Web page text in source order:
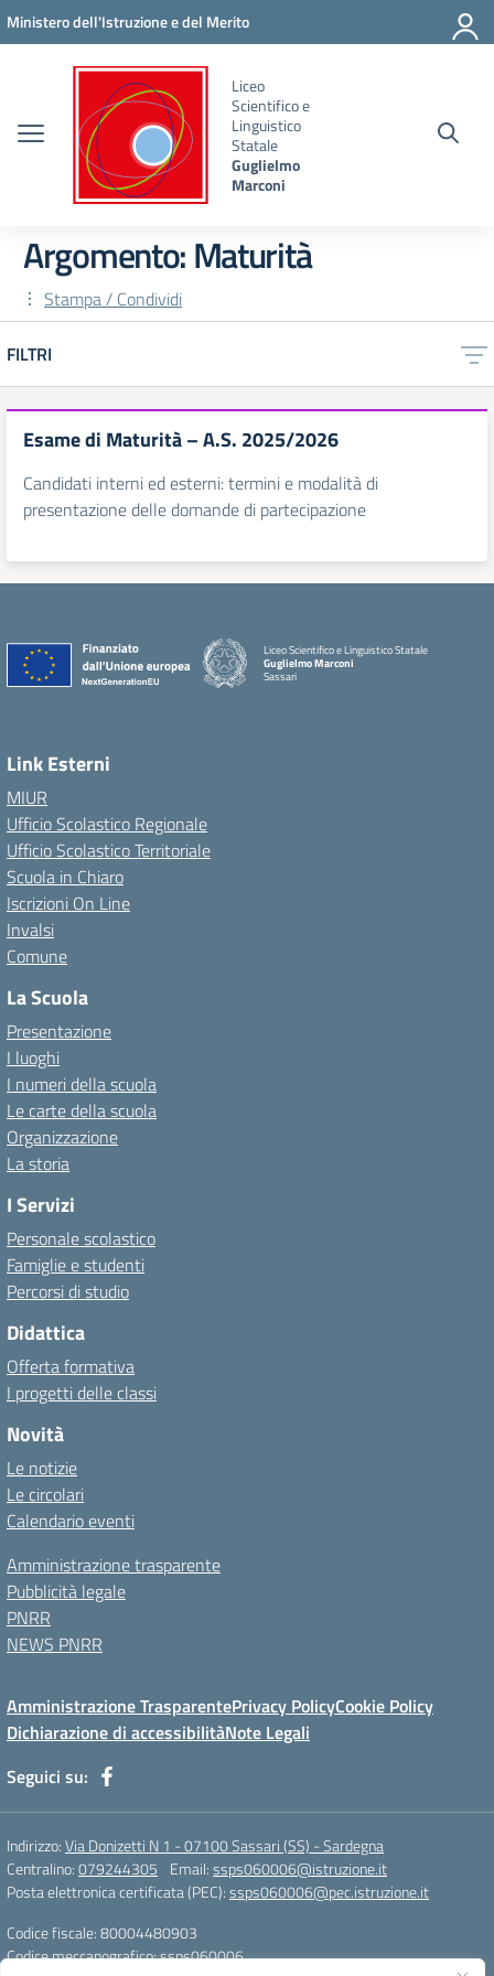
Vai ai contenuti
Vai al menu di navigazione
Vai al footer
Ministero dell'Istruzione e del Merito
Liceo
Scientifico e
Linguistico
Statale
Guglielmo
Marconi
Argomento: Maturità
Stampa / Condividi
FILTRI
Esame di Maturità – A.S. 2025/2026
Candidati interni ed esterni: termini e modalità di
presentazione delle domande di partecipazione
Liceo Scientifico e Linguistico Statale
Guglielmo Marconi
Sassari
Link Esterni
MIUR
Ufficio Scolastico Regionale
Ufficio Scolastico Territoriale
Scuola in Chiaro
Iscrizioni On Line
Invalsi
Comune
La Scuola
Presentazione
I luoghi
I numeri della scuola
Le carte della scuola
Organizzazione
La storia
I Servizi
Personale scolastico
Famiglie e studenti
Percorsi di studio
Didattica
Offerta formativa
I progetti delle classi
Novità
Le notizie
Le circolari
Calendario eventi
Amministrazione trasparente
Pubblicità legale
PNRR
NEWS PNRR
Amministrazione TrasparentePrivacy PolicyCookie Policy
Dichiarazione di accessibilitàNote Legali
Seguici su:
Indirizzo:Via Donizetti N 1 - 07100 Sassari (SS) - Sardegna
Centralino:079244305 Email:ssps060006@istruzione.it
Posta elettronica certificata (PEC):ssps060006@pec.istruzione.it
Codice fiscale: 80004480903
Codice meccanografico:ssps060006